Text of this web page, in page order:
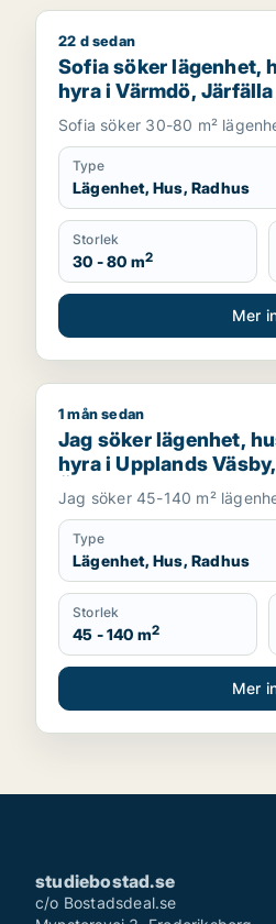
Sofia söker lägenhet,
22 d sedan
Sofia söker lägenhet,
hyra i Värmdö,
Sofia söker 30-80 m²
Type
Lägenhet, Hus, Radhus
Storlek
30 - 80 m2
Mer
Jag söker lägenhet, hus
1 mån sedan
Jag söker lägenhet,
hyra i Upplands
Österåker m.fl.
Jag söker 45-140 m²
Type
Lägenhet, Hus, Radhus
Storlek
45 - 140 m2
Mer
studiebostad.se
c/o Bostadsdeal.se